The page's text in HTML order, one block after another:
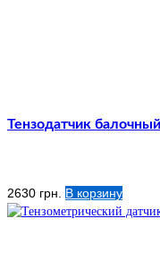
Тензодатчик
2630 грн. В корзину